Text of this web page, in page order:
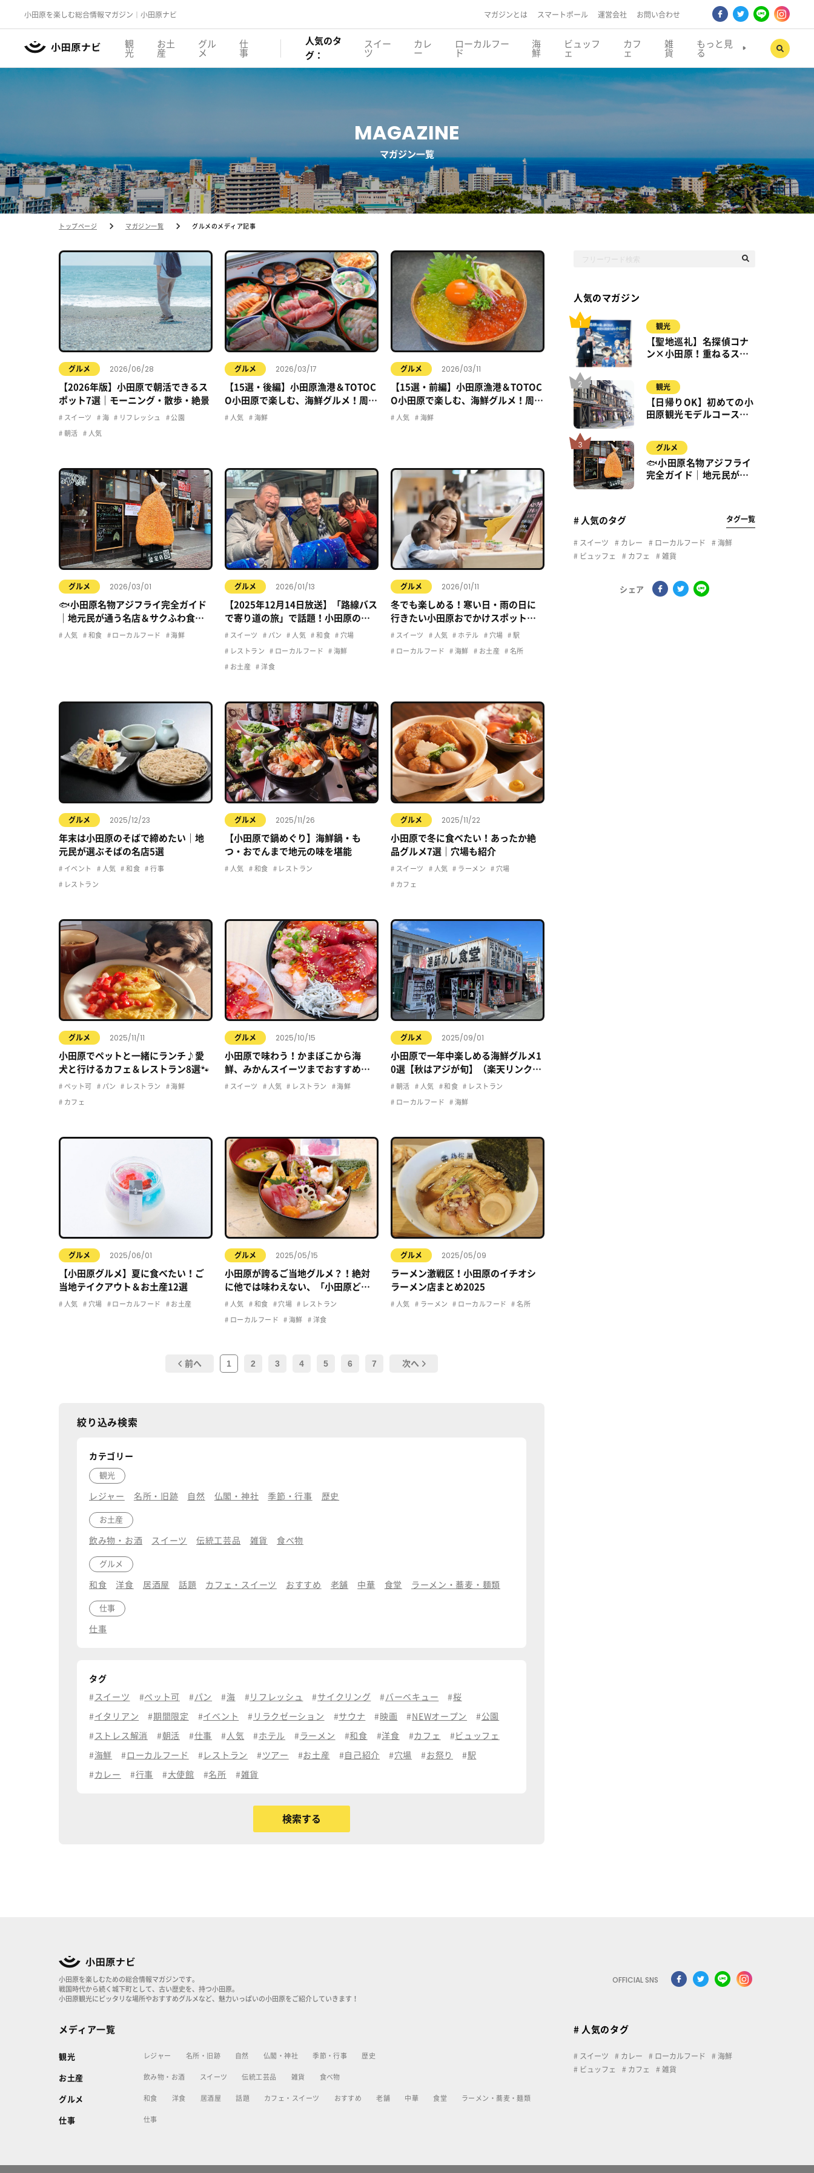
小田原を楽しむ総合情報マガジン｜小田原ナビ マガジンとは スマートポール 運営会社 お問い合わせ
観
光
お土
産
グル
メ
仕
事
人気のタ
グ：
スイー
ツ
カレ
ー
ローカルフー
ド
海
鮮
ビュッフ
ェ
カフ
ェ
雑
貨
もっと見
る
MAGAZINE
マガジン一覧
トップページ マガジン一覧 グルメのメディア記事
グルメ 2026/06/28
【2026年版】小田原で朝活できるス
ポット7選｜モーニング・散歩・絶景
スイーツ 海 リフレッシュ 公園
朝活 人気
グルメ 2026/03/17
【15選・後編】小田原漁港＆TOTOC
O小田原で楽しむ、海鮮グルメ！周辺
のお店、全網羅！
人気 海鮮
グルメ 2026/03/11
【15選・前編】小田原漁港＆TOTOC
O小田原で楽しむ、海鮮グルメ！周辺
のお店、全網羅！
人気 海鮮
グルメ 2026/03/01
🐟小田原名物アジフライ完全ガイド
｜地元民が通う名店＆サクふわ食感
の秘密
人気 和食 ローカルフード 海鮮
グルメ 2026/01/13
【2025年12月14日放送】「路線バス
で寄り道の旅」で話題！小田原の立
ち寄りグルメ
スイーツ パン 人気 和食 穴場
レストラン ローカルフード 海鮮
お土産 洋食
グルメ 2026/01/11
冬でも楽しめる！寒い日・雨の日に
行きたい小田原おでかけスポットま
とめ
スイーツ 人気 ホテル 穴場 駅
ローカルフード 海鮮 お土産 名所
グルメ 2025/12/23
年末は小田原のそばで締めたい｜地
元民が選ぶそばの名店5選
イベント 人気 和食 行事
レストラン
グルメ 2025/11/26
【小田原で鍋めぐり】海鮮鍋・も
つ・おでんまで地元の味を堪能
人気 和食 レストラン
グルメ 2025/11/22
小田原で冬に食べたい！あったか絶
品グルメ7選｜穴場も紹介
スイーツ 人気 ラーメン 穴場
カフェ
グルメ 2025/11/11
小田原でペットと一緒にランチ♪愛
犬と行けるカフェ＆レストラン8選🐾
ペット可 パン レストラン 海鮮
カフェ
グルメ 2025/10/15
小田原で味わう！かまぼこから海
鮮、みかんスイーツまでおすすめグ
ルメ5選
スイーツ 人気 レストラン 海鮮
グルメ 2025/09/01
小田原で一年中楽しめる海鮮グルメ1
0選【秋はアジが旬】（楽天リンク＆
関連記事付き）
朝活 人気 和食 レストラン
ローカルフード 海鮮
グルメ 2025/06/01
【小田原グルメ】夏に食べたい！ご
当地テイクアウト＆お土産12選
人気 穴場 ローカルフード お土産
グルメ 2025/05/15
小田原が誇るご当地グルメ？！絶対
に他では味わえない、「小田原ど
ん」についてご紹介！
人気 和食 穴場 レストラン
ローカルフード 海鮮 洋食
グルメ 2025/05/09
ラーメン激戦区！小田原のイチオシ
ラーメン店まとめ2025
人気 ラーメン ローカルフード 名所
前へ 1 2 3 4 5 6 7 次へ
絞り込み検索
カテゴリー
観光
レジャー 名所・旧跡 自然 仏閣・神社 季節・行事 歴史
お土産
飲み物・お酒 スイーツ 伝統工芸品 雑貨 食べ物
グルメ
和食 洋食 居酒屋 話題 カフェ・スイーツ おすすめ 老舗 中華 食堂 ラーメン・蕎麦・麺類
仕事
仕事
タグ
スイーツ ペット可 パン 海 リフレッシュ サイクリング バーベキュー 桜
イタリアン 期間限定 イベント リラクゼーション サウナ 映画 NEWオープン 公園
ストレス解消 朝活 仕事 人気 ホテル ラーメン 和食 洋食 カフェ ビュッフェ
海鮮 ローカルフード レストラン ツアー お土産 自己紹介 穴場 お祭り 駅
カレー 行事 大使館 名所 雑貨
人気のマガジン
観光
【聖地巡礼】名探偵コナ
ン×小田原！重ねるスタ
で】小田原・箱根・湯河
原
観光
【日帰りOK】初めての小
田原観光モデルコース｜
満喫
グルメ
🐟小田原名物アジフライ
完全ガイド｜地元民が通
# 人気のタグ タグ一覧
スイーツ カレー ローカルフード
海鮮
ビュッフェ
カフェ 雑貨
シェア
小田原を楽しむための総合情報マガジンです。
戦国時代から続く城下町として、古い歴史を、持つ小田原。
小田原観光にピッタリな場所やおすすめグルメなど、魅力いっぱいの小田原をご紹介していきます！
OFFICIAL SNS
メディア一覧
観光 レジャー 名所・旧跡 自然 仏閣・神社 季節・行事 歴史
お土産 飲み物・お酒 スイーツ 伝統工芸品 雑貨 食べ物
グルメ 和食 洋食 居酒屋 話題 カフェ・スイーツ おすすめ 老舗 中華 食堂 ラーメン・蕎麦・麺類
仕事 仕事
# 人気のタグ
スイーツ カレー ローカルフード
海鮮
ビュッフェ
カフェ 雑貨